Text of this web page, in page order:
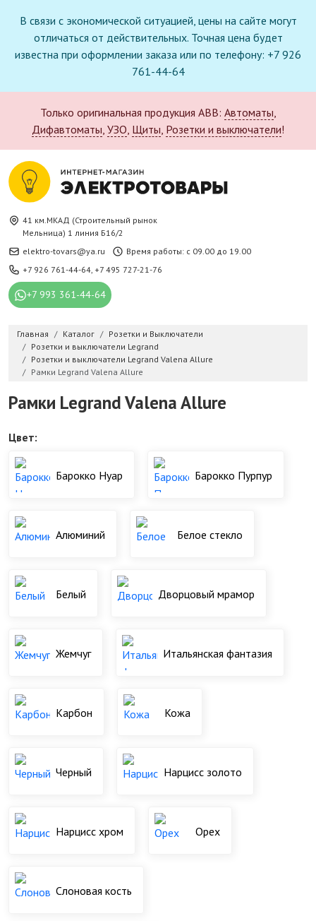
В связи с экономической ситуацией, цены на сайте могут
отличаться от действительных. Точная цена будет
известна при оформлении заказа или по телефону: +7 926
761-44-64
Только оригинальная продукция ABB: Автоматы,
Дифавтоматы, УЗО, Щиты, Розетки и выключатели!
41 км.МКАД (Строительный рынок
Мельница) 1 линия Б16/2
elektro-tovars@ya.ru
Время работы: с 09.00 до 19.00
+7 926 761-44-64, +7 495 727-21-76
+7 993 361-44-64
Главная Каталог
Розетки и Выключатели
Розетки и выключатели Legrand
Розетки и выключатели Legrand Valena Allure
Рамки Legrand Valena Allure
Рамки Legrand Valena Allure
Цвет:
Барокко Нуар Барокко Пурпур
Алюминий Белое стекло
Белый Дворцовый мрамор
Жемчуг Итальянская фантазия
Карбон Кожа
Черный Нарцисс золото
Нарцисс хром Орех
Слоновая кость